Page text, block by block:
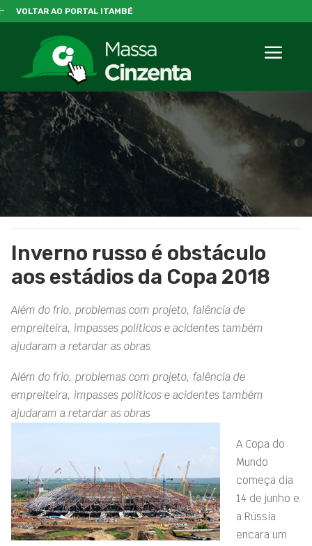
VOLTAR AO PORTAL ITAMBÉ
Inverno russo é obstáculo
aos estádios da Copa 2018
Além do frio, problemas com projeto, falência de
empreiteira, impasses políticos e acidentes também
ajudaram a retardar as obras
Além do frio, problemas com projeto, falência de
empreiteira, impasses políticos e acidentes também
ajudaram a retardar as obras
A Copa do
Mundo
começa dia
14 de junho e
a Rússia
encara um